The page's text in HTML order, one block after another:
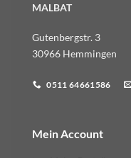
MALBAT
Gutenbergstr. 3
30966 Hemmingen
0511 64661586
Mein Account